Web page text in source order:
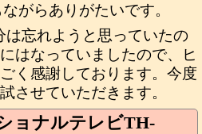
がらありがたいです。
は忘れようと思っていたの
はなっていましたので、ヒ
く感謝しております。今度
させていただきます。
ョナルテレビTH-